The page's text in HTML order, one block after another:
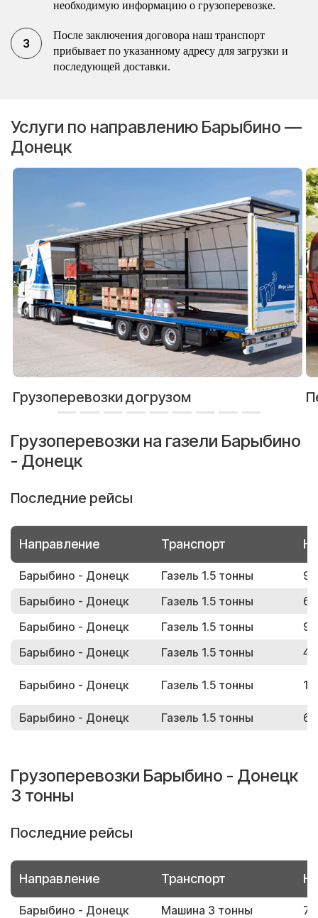
необходимую информацию о грузоперевозке.
После заключения договора наш транспорт
прибывает по указанному адресу для загрузки и
последующей доставки.
Услуги по направлению Барыбино —
Донецк
Грузоперевозки догрузом
Грузоперевозки на газели Барыбино
- Донецк
Последние рейсы
Направление Транспорт
Барыбино - Донецк Газель 1.5 тонны
Барыбино - Донецк
Газель 1.5 тонны
Барыбино - Донецк
Газель 1.5 тонны
Барыбино - Донецк
Газель 1.5 тонны
Барыбино - Донецк Газель 1.5 тонны
Барыбино - Донецк Газель 1.5 тонны
Грузоперевозки Барыбино - Донецк
3 тонны
Последние рейсы
Направление Транспорт
Барыбино - Донецк Машина 3 тонны